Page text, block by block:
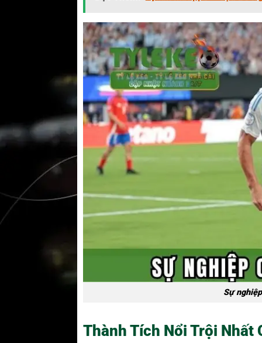
Sự
Thành Tích Nổi Trội Nhất